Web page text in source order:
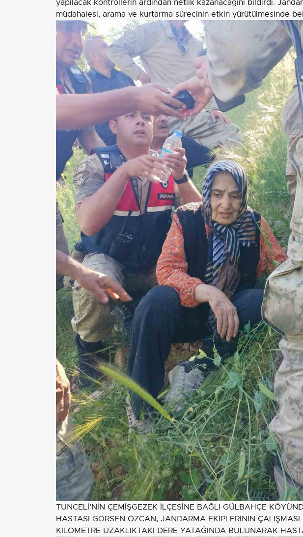
yapılacak kontrollerin ardından netlik kazanacağını bildirdi.
müdahalesi, arama ve kurtarma sürecinin etkin yürütülmesinde
TUNCELİ’NİN ÇEMİŞGEZEK İLÇESİNE BAĞLI GÜLBAHÇE
HASTASI GÖRSEN ÖZCAN, JANDARMA EKİPLERİNİN
KİLOMETRE UZAKLIKTAKİ DERE YATAĞINDA BULUNARAK